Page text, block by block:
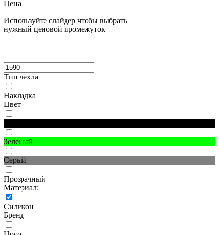
Цена
Используйте слайдер чтобы выбрать
нужный ценовой промежуток
Тип чехла
Накладка
Цвет
Зеленый
Серый
Прозрачный
Материал:
Силикон
Бренд